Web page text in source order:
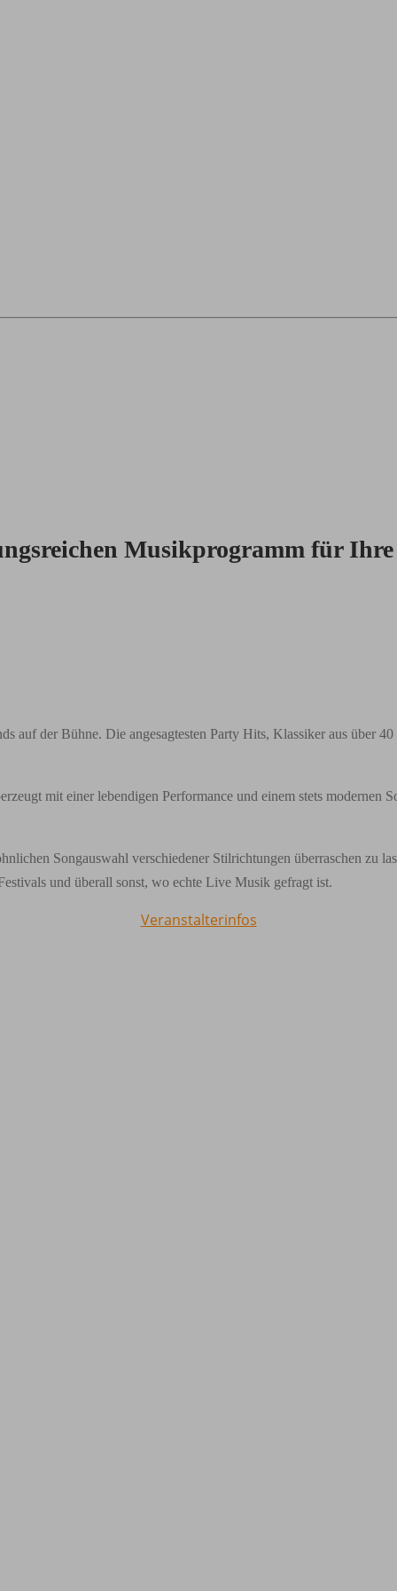
Musikprogramm für
auf der Bühne. Die angesagtesten Party Hits, Klassiker aus über
mit einer lebendigen Performance und einem stets modernen
Songauswahl verschiedener Stilrichtungen überraschen zu
und überall sonst, wo echte Live Musik gefragt ist.
Veranstalterinfos